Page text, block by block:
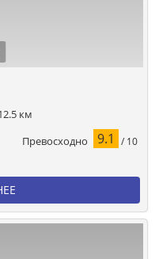
км
Превосходно 9.1 / 10